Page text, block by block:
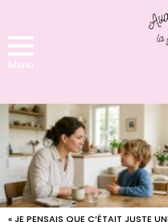
Menu
LATEST
STORIES
« JE PENSAIS QUE C’ÉTAIT JUSTE